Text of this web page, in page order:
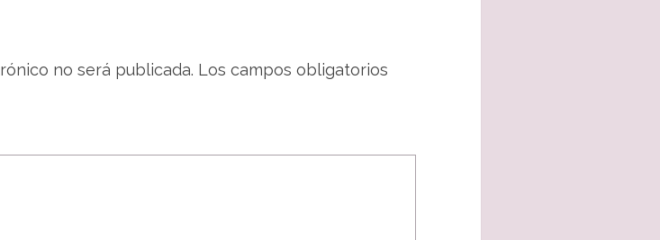
no será publicada. Los campos obligatorios